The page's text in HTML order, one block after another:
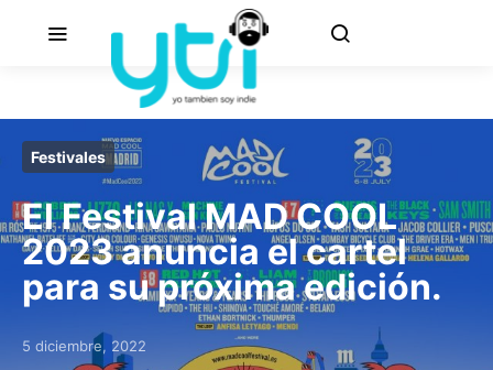
Festivales
El Festival MAD COOL
2023 anuncia el cartel
para su próxima edición.
Posted on
5 diciembre, 2022